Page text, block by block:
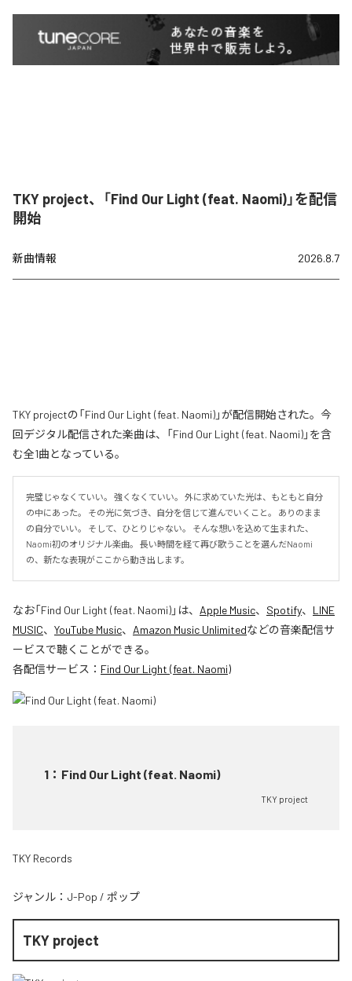
TKY project、「Find Our Light (feat. Naomi)」を配信
開始
新曲情報 2026.8.7
TKY projectの「Find Our Light (feat. Naomi)」が配信開始された。今
回デジタル配信された楽曲は、「Find Our Light (feat. Naomi)」を含
む全1曲となっている。
完璧じゃなくていい。 強くなくていい。 外に求めていた光は、もともと自分
の中にあった。 その光に気づき、自分を信じて進んでいくこと。 ありのまま
の自分でいい。 そして、ひとりじゃない。 そんな想いを込めて生まれた、
Naomi初のオリジナル楽曲。 長い時間を経て再び歌うことを選んだNaomi
の、新たな表現がここから動き出します。
なお「Find Our Light (feat. Naomi)」は、 Apple Music、 Spotify、 LINE
MUSIC、 YouTube Music、 Amazon Music Unlimitedなどの音楽配信サ
ービスで聴くことができる。
各配信サービス： Find Our Light (feat. Naomi)
1 ： Find Our Light (feat. Naomi)
TKY project
TKY Records
ジャンル： J-Pop / ポップ
TKY project